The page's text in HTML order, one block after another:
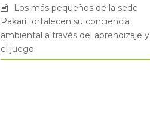
Los más pequeños de la sede
Pakarí fortalecen su conciencia
ambiental a través del aprendizaje y
el juego